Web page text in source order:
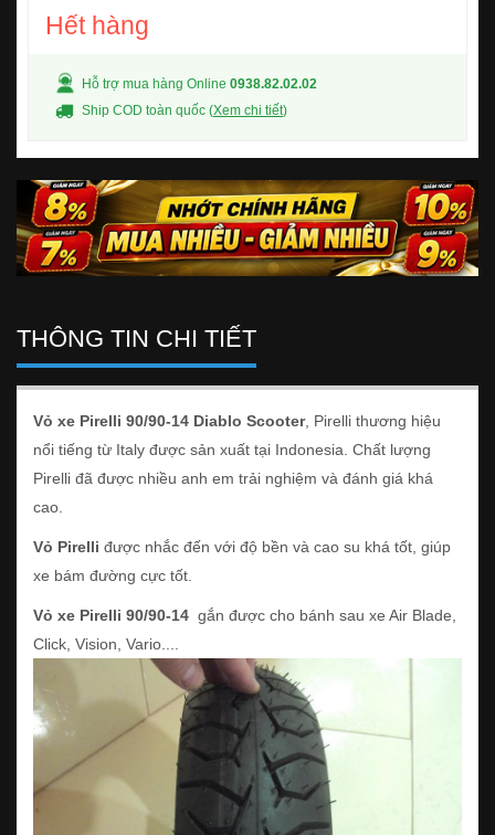
Hết hàng
Hỗ trợ mua hàng Online 0938.82.02.02
Ship COD toàn quốc (Xem chi tiết)
THÔNG TIN CHI TIẾT
Vỏ xe Pirelli 90/90-14 Diablo Scooter, Pirelli thương hiệu
nổi tiếng từ Italy được sản xuất tại Indonesia. Chất lượng
Pirelli đã được nhiều anh em trải nghiệm và đánh giá khá
cao.
Vỏ Pirelli được nhắc đến với độ bền và cao su khá tốt, giúp
xe bám đường cực tốt.
Vỏ xe Pirelli 90/90-14 gắn được cho bánh sau xe Air Blade,
Click, Vision, Vario....